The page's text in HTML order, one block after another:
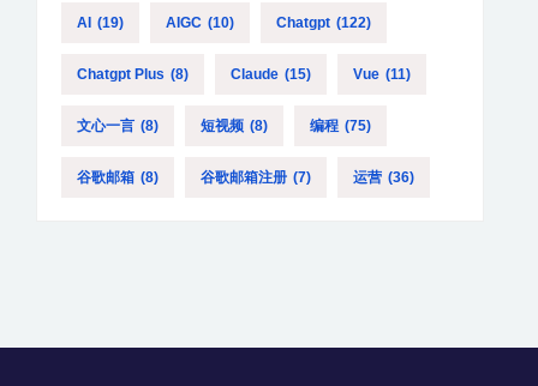
AI (19) AIGC (10) Chatgpt (122)
Chatgpt Plus (8) Claude (15) Vue (11)
文心一言 (8) 短视频 (8) 编程 (75)
谷歌邮箱 (8) 谷歌邮箱注册 (7) 运营 (36)